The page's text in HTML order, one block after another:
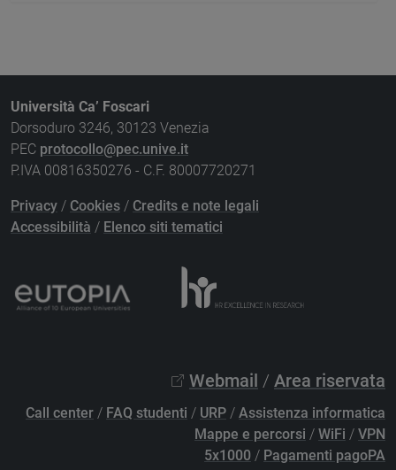
Università Ca’ Foscari
Dorsoduro 3246, 30123 Venezia
PEC protocollo@pec.unive.it
P.IVA 00816350276 - C.F. 80007720271
Privacy / Cookies / Credits e note legali
Accessibilità / Elenco siti tematici
Webmail / Area riservata
Call center / FAQ studenti / URP / Assistenza informatica
Mappe e percorsi / WiFi / VPN
5x1000 / Pagamenti pagoPA